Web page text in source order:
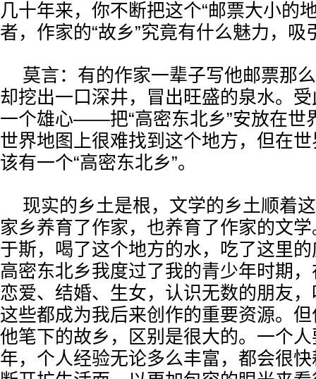
几十年来，你不断把这个“邮票大小的
者，作家的“故乡”究竟有什么魅力，吸
莫言：有的作家一辈子写他邮票那
却挖出一口深井，冒出旺盛的泉水。
一个雄心——把“高密东北乡”安放在世
世界地图上很难找到这个地方，但在
该有一个“高密东北乡”。
现实的乡土是根，文学的乡土顺着
家乡养育了作家，也养育了作家的文
于斯，喝了这个地方的水，吃了这里
高密东北乡我度过了我的青少年时期
恋爱、结婚、生女，认识无数的朋友
这些都成为我后来创作的重要资源。
他笔下的故乡，区别是很大的。一个
年，个人经验无论多么丰富，都会很